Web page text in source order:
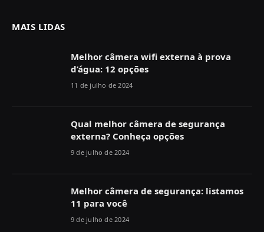
MAIS LIDAS
Melhor câmera wifi externa à prova
d’água: 12 opções
11 de julho de 2024
Qual melhor câmera de segurança
externa? Conheça opções
9 de julho de 2024
Melhor câmera de segurança: listamos
11 para você
9 de julho de 2024